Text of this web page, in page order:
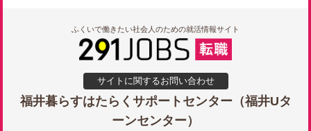
ふくいで働きたい社会人のための就活情報サイト
サイトに関するお問い合わせ
福井暮らすはたらくサポートセンター（福井Uタ
ーンセンター）